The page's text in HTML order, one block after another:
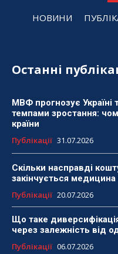
НОВИНИ
Останні
МВФ прогнозує Україні
темпами зростання:
країни
Публікації 31.07.2026
Скільки насправді
закінчується
Публікації 20.07.2026
Що таке
через залежність від
Публікації 06.07.2026